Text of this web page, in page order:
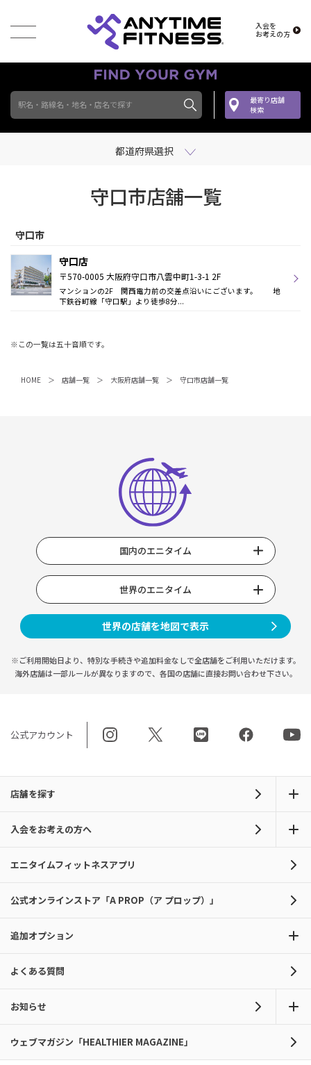
入会を
お考えの方
駅名・路線名・地名・店名で探す
最寄り店舗
検索
都道府県選択
守口市店舗一覧
守口市
守口店
〒570-0005 大阪府守口市八雲中町1-3-1 2F
マンションの2F 関西電力前の交差点沿いにございます。 地
下鉄谷町線「守口駅」より徒歩8分...
※この一覧は五十音順です。
HOME 店舗一覧 大阪府店舗一覧 守口市店舗一覧
国内のエニタイム
世界のエニタイム
世界の店舗を地図で表示
※ご利用開始日より、特別な手続きや追加料金なしで全店舗をご利用いただけます。
海外店舗は一部ルールが異なりますので、 各国の店舗に直接お問い合わせ下さい。
公式アカウント
店舗を探す
入会をお考えの方へ
エニタイムフィットネスアプリ
公式オンラインストア「A PROP（ア プロップ）」
追加オプション
よくある質問
お知らせ
ウェブマガジン「HEALTHIER MAGAZINE」